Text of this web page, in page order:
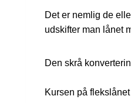
Det er nemlig de
udskifter man lånet
Den skrå
Kursen på